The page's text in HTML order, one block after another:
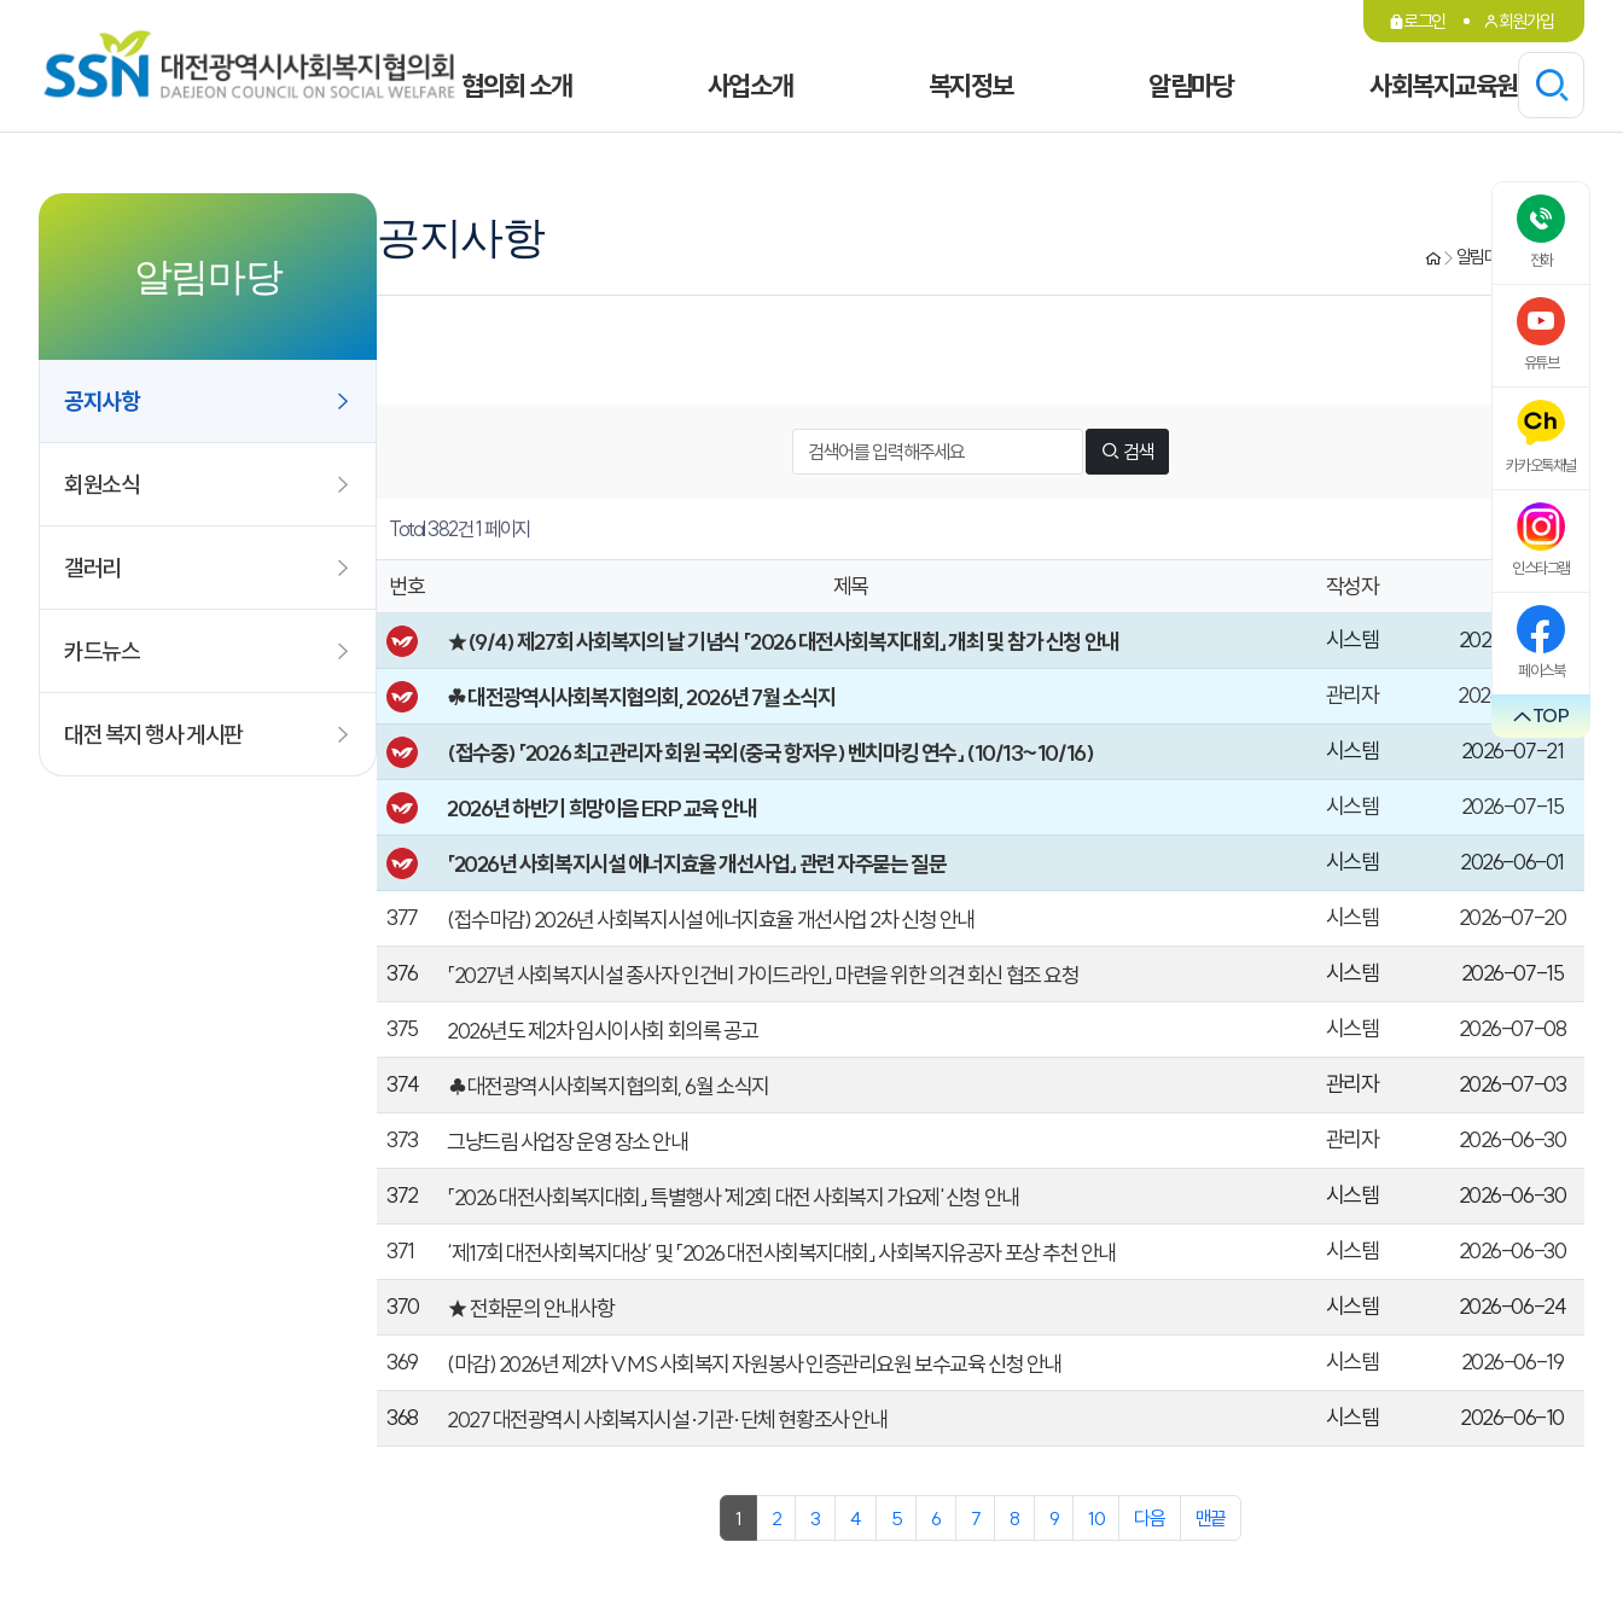
전화
유튜브
카카오톡채널
인스타그램
페이스북
TOP
로그인 회원가입
협의회 소개 사업소개 복지정보 알림마당 사회복지교육원
알림마당
공지사항
회원소식
갤러리
카드뉴스
대전 복지 행사 게시판
공지사항 알림마당 공지사항
검색
Total 382건1 페이지
번호 제목 작성자
★(9/4) 제27회 사회복지의 날 기념식 「2026 대전사회복지대회」 개최 및 참가 신청 안내
시스템 2026-08-05
☘ 대전광역시사회복지협의회, 2026년 7월 소식지 관리자 2026-08-04
(접수중) 「2026 최고관리자 회원 국외(중국 항저우) 벤치마킹 연수」 (10/13~10/16) 시스템 2026-07-21
2026년 하반기 희망이음 ERP 교육 안내 시스템 2026-07-15
「2026년 사회복지시설 에너지효율 개선사업」 관련 자주묻는 질문 시스템
2026-06-01
377
(접수마감) 2026년 사회복지시설 에너지효율 개선사업 2차 신청 안내 시스템
2026-07-20
376
「2027년 사회복지시설 종사자 인건비 가이드라인」 마련을 위한 의견 회신 협조 요청 시스템
2026-07-15
375
2026년도 제2차 임시이사회 회의록 공고 시스템
2026-07-08
374
♣대전광역시사회복지협의회, 6월 소식지 관리자
2026-07-03
373
그냥드림 사업장 운영 장소 안내 관리자
2026-06-30
372
「2026 대전사회복지대회」 특별행사 '제2회 대전 사회복지 가요제' 신청 안내 시스템
2026-06-30
371
‘제17회 대전사회복지대상’ 및 「2026 대전사회복지대회」 사회복지유공자 포상 추천 안내 시스템
2026-06-30
370
★ 전화문의 안내사항 시스템
2026-06-24
369
(마감) 2026년 제2차 VMS 사회복지 자원봉사 인증관리요원 보수교육 신청 안내 시스템
2026-06-19
368
2027 대전광역시 사회복지시설·기관·단체 현황조사 안내 시스템 2026-06-10
1 2 3 4 5 6 7 8 9 10 다음 맨끝